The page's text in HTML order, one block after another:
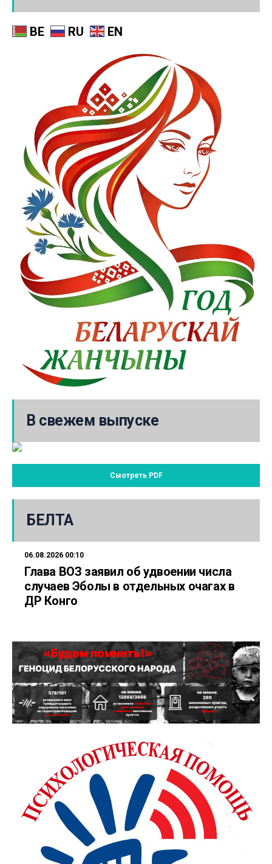
BE RU EN
В свежем выпуске
Смотреть PDF
БЕЛТА
06.08.2026 00:10
Глава ВОЗ заявил об удвоении числа
случаев Эболы в отдельных очагах в
ДР Конго